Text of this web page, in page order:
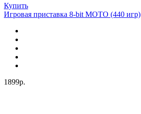
Купить
Игровая приставка 8-bit MOTO (440 игр)
1899р.